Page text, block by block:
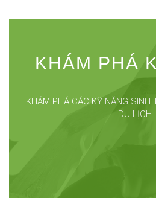
KHÁM PHÁ
KHÁM PHÁ CÁC KỸ NĂNG SINH
DU LỊCH